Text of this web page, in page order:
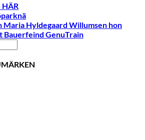
HÄR
Hyldegaard Willumsen hon
Bauerfeind GenuTrain